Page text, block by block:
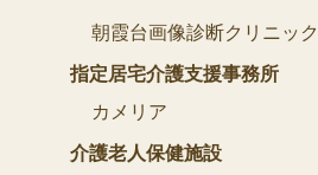
朝霞台画像診断クリニック
指定居宅介護支援事務所
カメリア
介護老人保健施設